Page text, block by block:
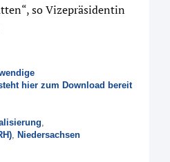
so Vizepräsidentin
hier zum Download bereit
,
, Niedersachsen